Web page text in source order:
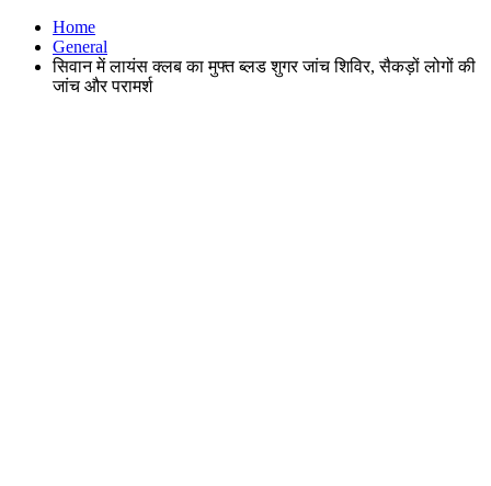
Home
General
सिवान में लायंस क्लब का मुफ्त ब्लड शुगर जांच शिविर, सैकड़ों लोगों की
जांच और परामर्श